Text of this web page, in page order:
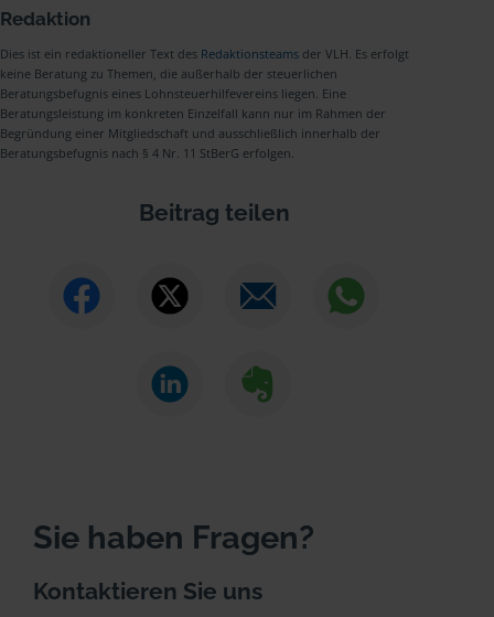
Redaktion
Dies ist ein redaktioneller Text des Redaktionsteams der VLH. Es erfolgt
keine Beratung zu Themen, die außerhalb der steuerlichen
Beratungsbefugnis eines Lohnsteuerhilfevereins liegen. Eine
Beratungsleistung im konkreten Einzelfall kann nur im Rahmen der
Begründung einer Mitgliedschaft und ausschließlich innerhalb der
Beratungsbefugnis nach § 4 Nr. 11 StBerG erfolgen.
Beitrag teilen
Sie haben Fragen?
Kontaktieren Sie uns